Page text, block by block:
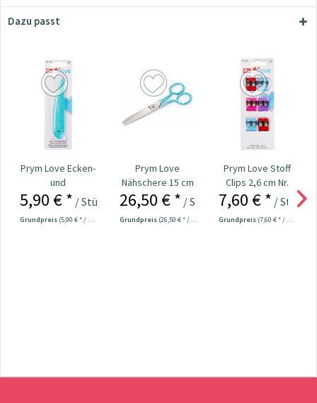
Dazu passt
Prym Love Ecken-
und
Kantenformer Nr.
5,90 € * / Stück
Grundpreis (5,90 € * / 1 Stück)
Prym Love
Nähschere 15 cm
Nr. 610541
26,50 € * / Stück
Grundpreis (26,50 € * / 1 Stück)
Prym Love Stoff
Clips 2,6 cm Nr.
610180
7,60 € * / Stück
Grundpreis (7,60 € * / 1 Stück)